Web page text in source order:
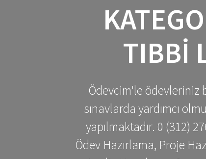
TIBBI
Ödevcim'le ödevleriniz
sınavlarda yardımcı
yapılmaktadır. 0 (312)
Ödev Hazırlama, Proje